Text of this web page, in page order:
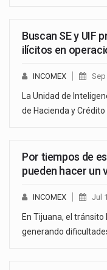
Buscan SE y UIF
ilícitos en
INCOMEX Sep
La Unidad de
de Hacienda y Crédito
Por tiempos de
pueden hacer un
INCOMEX Jul
En Tijuana, el
generando